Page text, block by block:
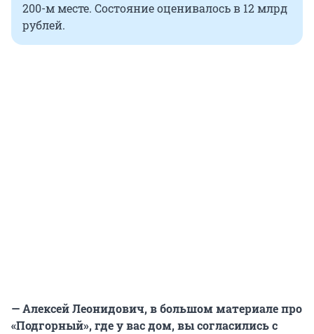
200-м месте. Состояние оценивалось в 12 млрд
рублей.
— Алексей Леонидович, в большом материале про
«Подгорный», где у вас дом, вы согласились с